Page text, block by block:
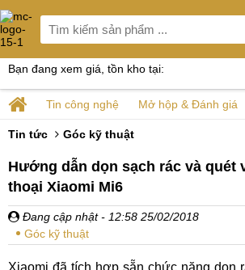
Bạn đang xem giá, tồn kho tại:
Tin công nghệ Mở hộp & Đánh giá
Tin tức Góc kỹ thuật
Hướng dẫn dọn sạch rác và quét
thoại Xiaomi Mi6
Đang cập nhật - 12:58 25/02/2018
Góc kỹ thuật
Xiaomi đã tích hợp sẵn chức năng dọn